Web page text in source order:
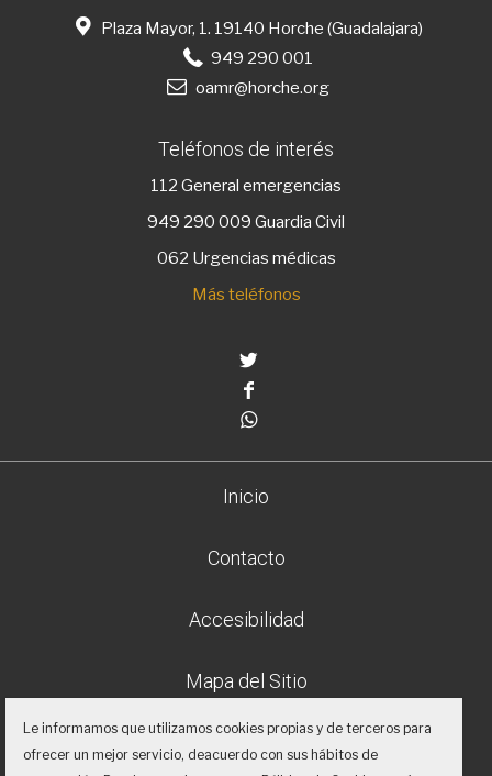
Plaza Mayor, 1. 19140 Horche (Guadalajara)
949 290 001
oamr@horche.org
Teléfonos de interés
112 General emergencias
949 290 009 Guardia Civil
062 Urgencias médicas
Más teléfonos
Inicio
Contacto
Accesibilidad
Mapa del Sitio
Aviso legal
Le informamos que utilizamos cookies propias y de terceros para
ofrecer un mejor servicio, deacuerdo con sus hábitos de